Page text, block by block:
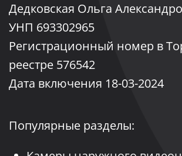
Дедковская Ольга
УНП 693302965
Регистрационный номер в
реестре 576542
Дата включения 18-03-2024
Популярные разделы: